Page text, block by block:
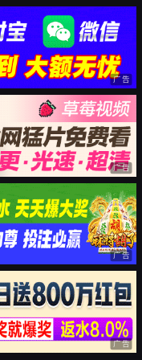
广告
广告
广告
广告